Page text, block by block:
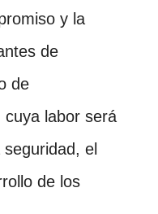
y la
de
de
cuya labor será
el
de los